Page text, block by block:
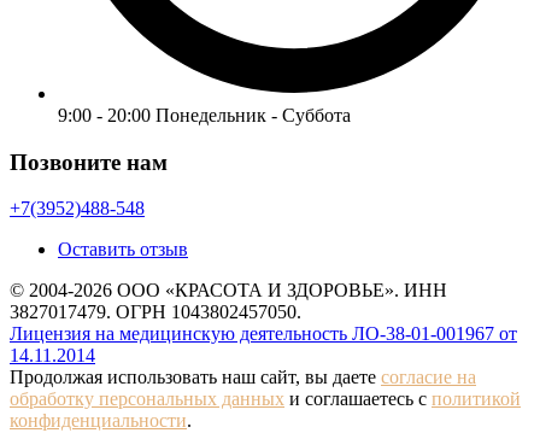
9:00 - 20:00 Понедельник - Суббота
Позвоните нам
+7(3952)488-548
Оставить отзыв
© 2004-2026 ООО «КРАСОТА И ЗДОРОВЬЕ». ИНН
3827017479. ОГРН 1043802457050.
Лицензия на медицинскую деятельность ЛО-38-01-001967 от
14.11.2014
Продолжая использовать наш сайт, вы даете согласие на
обработку персональных данных и соглашаетесь с политикой
конфиденциальности.